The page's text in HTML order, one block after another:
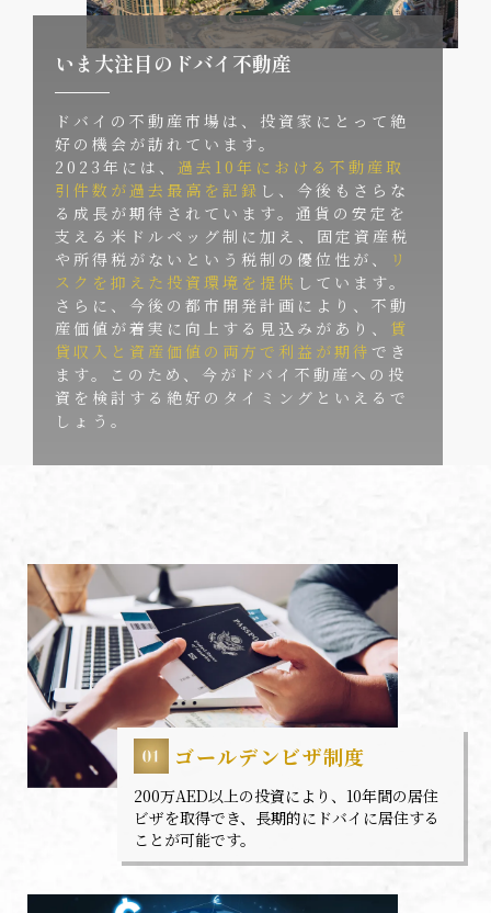
いま大注目のドバイ不動産
ドバイの不動産市場は、投資家にとって絶
好の機会が訪れています。
2023年には、 過去10年における不動産取
引件数が過去最高を記録 し、今後もさらな
る成長が期待されています。通貨の安定を
支える米ドルペッグ制に加え、固定資産税
や所得税がないという税制の優位性が、
リ
スクを抑えた投資環境を提供 しています。
さらに、今後の都市開発計画により、不動
産価値が着実に向上する見込みがあり、 賃
貸収入と資産価値の両方で利益が期待 でき
ます。このため、今がドバイ不動産への投
資を検討する絶好のタイミングといえるで
しょう。
ゴールデンビザ制度
200万AED以上の投資により、10年間の居住
ビザを取得でき、長期的にドバイに居住する
ことが可能です。